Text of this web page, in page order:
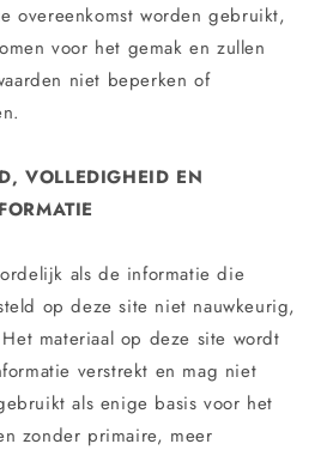
overeenkomst worden gebruikt,
voor het gemak en zullen
niet beperken of
VOLLEDIGHEID EN
als de informatie die
op deze site niet nauwkeurig,
materiaal op deze site wordt
verstrekt en mag niet
als enige basis voor het
zonder primaire, meer